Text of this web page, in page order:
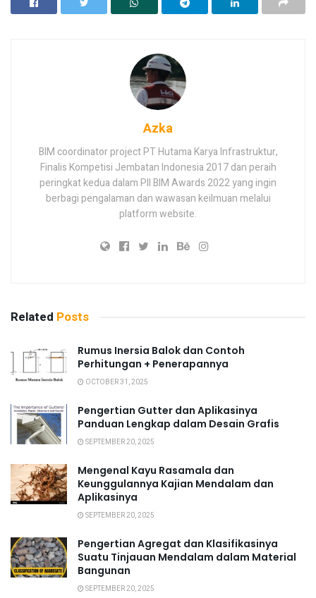
Azka
BIM coordinator project PT Hutama Karya Infrastruktur,
Finalis Kompetisi Jembatan Indonesia 2017 dan peraih
peringkat kedua dalam PII BIM Awards 2022 yang ingin
berbagi pengalaman dan wawasan keilmuan melalui
platform website.
Related Posts
Rumus Inersia Balok dan Contoh
Perhitungan + Penerapannya
OCTOBER 31, 2025
Pengertian Gutter dan Aplikasinya
Panduan Lengkap dalam Desain Grafis
SEPTEMBER 20, 2025
Mengenal Kayu Rasamala dan
Keunggulannya Kajian Mendalam dan
Aplikasinya
SEPTEMBER 20, 2025
Pengertian Agregat dan Klasifikasinya
Suatu Tinjauan Mendalam dalam Material
Bangunan
SEPTEMBER 20, 2025